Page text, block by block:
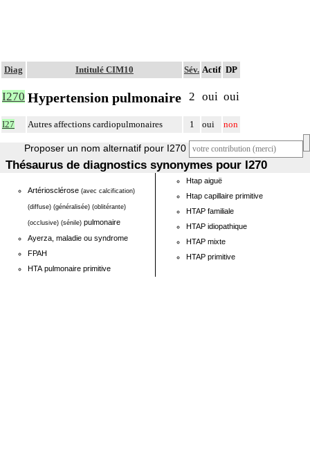
Diag Intitulé CIM10 Sév. Actif DP
I270 Hypertension pulmonaire 2 oui oui
I27 Autres affections cardiopulmonaires 1 oui non
Proposer un nom alternatif pour I270
Thésaurus de diagnostics synonymes pour I270
Artériosclérose (avec calcification)
(diffuse) (généralisée) (oblitérante)
(occlusive) (sénile) pulmonaire
Ayerza, maladie ou syndrome
FPAH
HTA pulmonaire primitive
Htap aiguë
Htap capillaire primitive
HTAP familiale
HTAP idiopathique
HTAP mixte
HTAP primitive